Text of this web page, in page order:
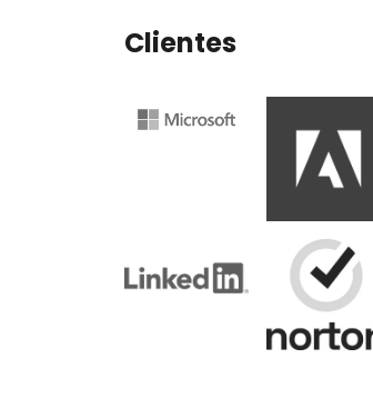
Clientes